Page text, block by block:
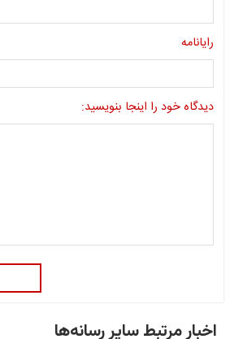
رایانامه
دیدگاه خود را اینجا بنویسید: